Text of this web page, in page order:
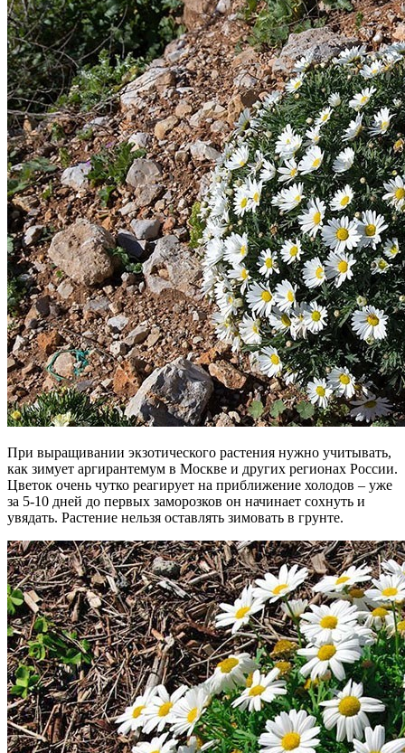
При выращивании экзотического растения нужно учитывать,
как зимует аргирантемум в Москве и других регионах России.
Цветок очень чутко реагирует на приближение холодов – уже
за 5-10 дней до первых заморозков он начинает сохнуть и
увядать. Растение нельзя оставлять зимовать в грунте.